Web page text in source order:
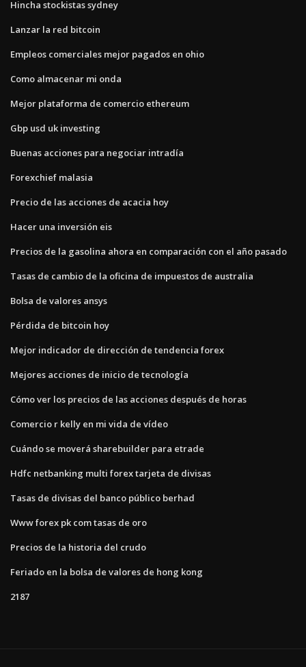
Hincha stockistas sydney
Lanzar la red bitcoin
Empleos comerciales mejor pagados en ohio
Como almacenar mi onda
Mejor plataforma de comercio ethereum
Gbp usd uk investing
Buenas acciones para negociar intradía
Forexchief malasia
Precio de las acciones de acacia hoy
Hacer una inversión eis
Precios de la gasolina ahora en comparación con el año pasado
Tasas de cambio de la oficina de impuestos de australia
Bolsa de valores ansys
Pérdida de bitcoin hoy
Mejor indicador de dirección de tendencia forex
Mejores acciones de inicio de tecnología
Cómo ver los precios de las acciones después de horas
Comercio r kelly en mi vida de vídeo
Cuándo se moverá sharebuilder para etrade
Hdfc netbanking multi forex tarjeta de divisas
Tasas de divisas del banco público berhad
Www forex pk com tasas de oro
Precios de la historia del crudo
Feriado en la bolsa de valores de hong kong
2187